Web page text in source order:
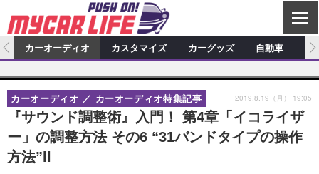
C
L
S
E
カーオーディオ
特集記事 新製品情報
プロショップ検索 ショップ訪問記
カーオーディオニュース デモカー製作記
カスタマイズ
カスタマイズ特集記事 カスタマイズ新製品情報
カスタマイズニュース
カーグッズ
カーグッズ特集記事 カーグッズ新製品情報
カーグッズニュース
自動車
カーオーディオ カスタマイズ カーグッズ 自動車
『サウンド調整術』入門！ 第4章「イコライザ
ー」の調整方法 その6 “31バンドタイプの操作
方法”ll
カーオーディオ カーオーディオ特集記事 2019.8.19（月） 19:05